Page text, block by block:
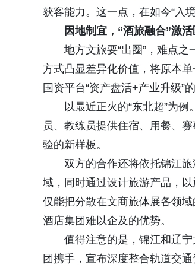
获客能力。 这一点，在如今“入
因地制宜，“酒旅融合”激
地方文旅要“出圈”，难点之
方式凸显差异化价值，将原本
国资平台“资产盘活+产业升级”
以最近正火的“东北超”为
员、教练员提供住宿、用餐、
验的新样板。
双方的合作还将依托锦江
域，同时通过设计旅游产品，以
仅能把分散在文商旅体展各领
酒店集团难以企及的优势。
值得注意的是，锦江和辽
团携手，宣布深度整合轨道交